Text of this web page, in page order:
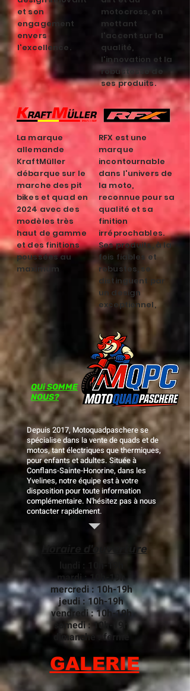
et son
engagement
envers
l'excellence.
motocross, en
mettant
l'accent sur la
qualité,
l'innovation et la
robustesse de
ses produits.
La marque
allemande
KraftMüller
débarque sur le
marche des pit
bikes et quad en
2024 avec des
modèles très
haut de gamme
et des finitions
poussées au
maximum
RFX est une
marque
incontournable
dans l'univers de
la moto,
reconnue pour sa
qualité et sa
finition
irréprochables.
Ses produits, à la
fois fiables et
robustes, se
distinguent par
un design
exceptionnel,
QUi SOMME
NOUS?
Depuis 2017, Motoquadpaschere se
spécialise dans la vente de quads et de
motos, tant électriques que thermiques,
pour enfants et adultes. Située à
Conflans-Sainte-Honorine, dans les
Yvelines, notre équipe est à votre
disposition pour toute information
complémentaire. N'hésitez pas à nous
contacter rapidement.
Horaire d'ouverture
mardi : 10h-19h
mercredi : 10h-19h
jeudi : 10h-19h
vendredi : 10h-19h
samedi : 10h-19h
dimanche : fermé
GALERIE